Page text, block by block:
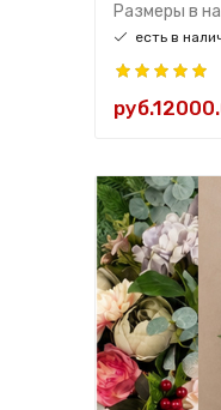
Размеры в
есть в